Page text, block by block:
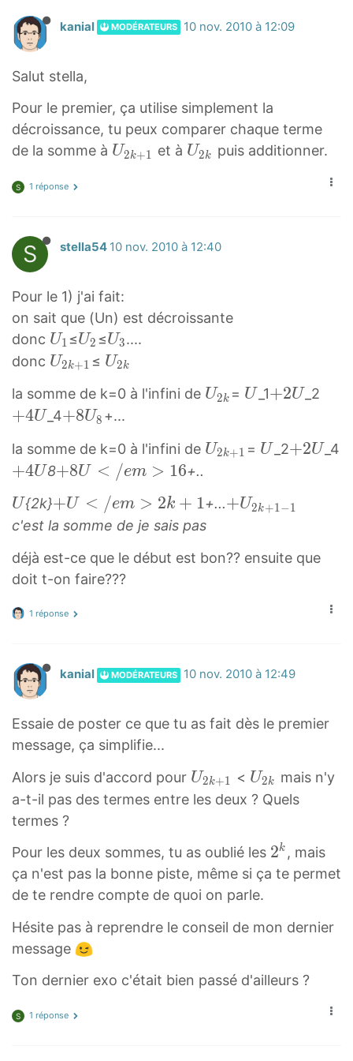
2
k
}
T
_
n
+
1
}
+
1
}
kanial MODÉRATEURS 10 nov. 2010 à 12:09
Salut stella,
Pour le premier, ça utilise simplement la
décroissance, tu peux comparer chaque terme
de la somme à U
U
{
2
k
+
}
U2k+1 et à U
{
}
U2k puis additionner.
S 1 réponse
S stella54 10 nov. 2010 à 12:40
Pour le 1) j'ai fait:
on sait que (Un) est décroissante
donc U
1
_
1
U1≤U
2
_
2
U2 ≤U
3
_
3
U3....
donc U
k
+
1
U
{
2
+
1
}
U2k+1 ≤ U
k
U
_
{
k
}
U2k
la somme de k=0 à l'infini de U
U
{
}
U2k = U
U _1+
+
+2U _2
+
+4U _4+
U
8
+
8
_
8
+8U8 +...
la somme de k=0 à l'infini de U
+
1
U
1
U2k+1 = U
U _2+
+
U
+2U _4
+4U8+
U
<
/
e
>
+
U
<
/
e
m
>
1
6
}
+8U < /em > 16+..
U
U
U{2k}+
U
/
e
k
+
U
<
e
m
>
{
2
+
1
}
+U < /em > 2k + 1+...+
k
+
{
+
1
1
}
+U2k+1 −1
c'est la somme de je sais pas
déjà est-ce que le début est bon?? ensuite que
doit t-on faire???
1 réponse
kanial MODÉRATEURS 10 nov. 2010 à 12:49
Essaie de poster ce que tu as fait dès le premier
message, ça simplifie...
Alors je suis d'accord pour U
2
1
U
_
{
+
U2k+1 < U
2
_
{
2
k
U2k
mais n'y
a-t-il pas des termes entre les deux ? Quels
termes ?
Pour les deux sommes, tu as oublié les 2
k
k
2k , mais
ça n'est pas la bonne piste, même si ça te permet
de te rendre compte de quoi on parle.
Hésite pas à reprendre le conseil de mon dernier
message
Ton dernier exo c'était bien passé d'ailleurs ?
S 1 réponse